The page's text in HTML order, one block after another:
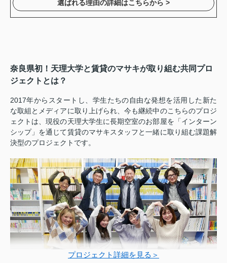
選ばれる理由の詳細はこちらから >
奈良県初！天理大学と賃貸のマサキが取り組む共同プロ
ジェクトとは？
2017年からスタートし、学生たちの自由な発想を活用した新た
な取組とメディアに取り上げられ、今も継続中のこちらのプロジ
ェクトは、現役の天理大学生に長期空室のお部屋を「インターン
シップ」を通じて賃貸のマサキスタッフと一緒に取り組む課題解
決型のプロジェクトです。
プロジェクト詳細を見る＞